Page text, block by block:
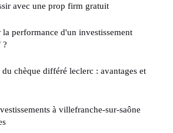
avec une prop firm gratuit
performance d'un investissement
?
chèque différé leclerc : avantages et
à villefranche-sur-saône